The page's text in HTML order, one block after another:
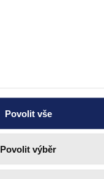
Povolit vše
Povolit výběr